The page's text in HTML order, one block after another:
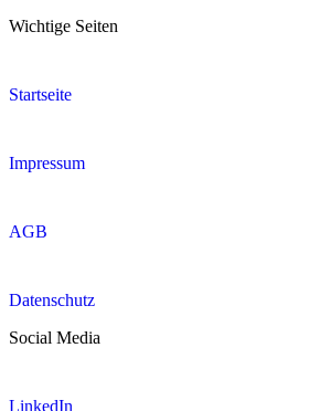
Wichtige Seiten
Startseite
Impressum
AGB
Datenschutz
Social Media
LinkedIn